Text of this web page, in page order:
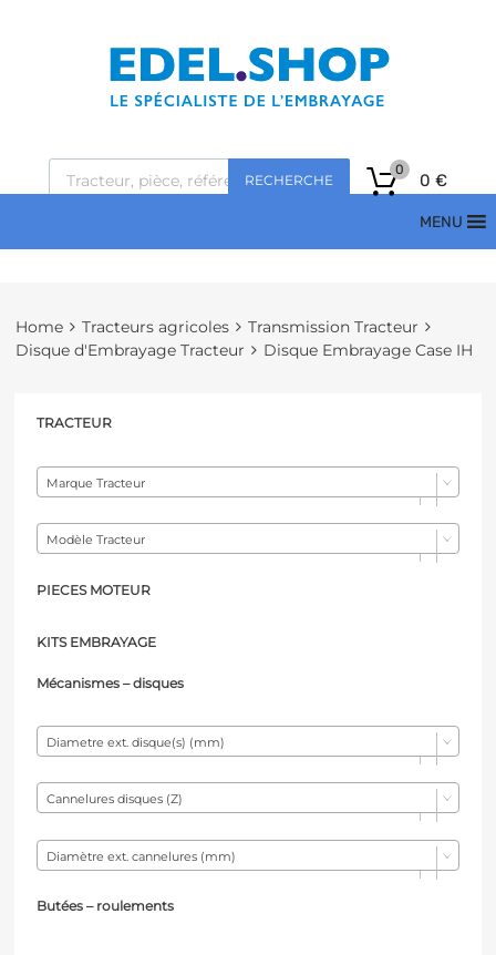
RECHERCHE 0 €
0
MENU
Home Tracteurs agricoles
Transmission Tracteur
Disque d'Embrayage Tracteur
Disque Embrayage Case IH
TRACTEUR
Marque Tracteur
Modèle Tracteur
PIECES MOTEUR
KITS EMBRAYAGE
Mécanismes – disques
Diametre ext. disque(s) (mm)
Cannelures disques (Z)
Diamètre ext. cannelures (mm)
Butées – roulements